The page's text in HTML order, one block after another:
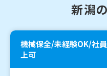
新潟
機械保全/未経験OK/社
上可